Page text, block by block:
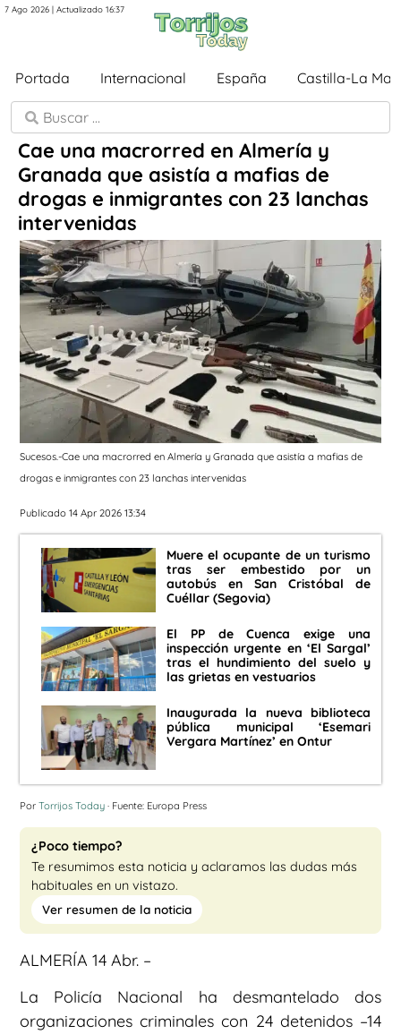
7 Ago 2026 | Actualizado 16:37
Portada Internacional España Castilla-La
Cae una macrorred en Almería y
Granada que asistía a mafias de
drogas e inmigrantes con 23 lanchas
intervenidas
Sucesos.-Cae una macrorred en Almería y Granada que asistía a mafias de
drogas e inmigrantes con 23 lanchas intervenidas
Publicado 14 Apr 2026 13:34
Muere el ocupante de un turismo
tras ser embestido por un
autobús en San Cristóbal de
Cuéllar (Segovia)
El PP de Cuenca exige una
inspección urgente en ‘El Sargal’
tras el hundimiento del suelo y
las grietas en vestuarios
Inaugurada la nueva biblioteca
pública municipal ‘Esemari
Vergara Martínez’ en Ontur
Por Torrijos Today · Fuente: Europa Press
¿Poco tiempo?
Te resumimos esta noticia y aclaramos las dudas más
habituales en un vistazo.
Ver resumen de la noticia
ALMERÍA 14 Abr. –
La Policía Nacional ha desmantelado dos
organizaciones criminales con 24 detenidos –14